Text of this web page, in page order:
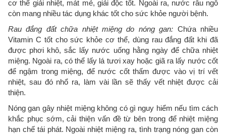
cơ thể giải nhiệt, mát mẻ, giải độc tốt. Ngoài ra, nước râu ngô
còn mang nhiều tác dụng khác tốt cho sức khỏe người bệnh.
Rau đắng đất chữa nhiệt miệng do nóng gan: Chứa nhiều
Vitamin C tốt cho sức khỏe cơ thể, dùng rau đắng đất khi đã
được phơi khô, sắc lấy nước uống hằng ngày để chữa nhiệt
miệng. Ngoài ra, có thể lấy lá tươi xay hoặc giã ra lấy nước cốt
để ngậm trong miệng, để nước cốt thấm được vào vị trí vết
nhiệt, sau đó nhổ ra, làm vài lần sẽ thấy vết nhiệt được cải
thiện.
Nóng gan gây nhiệt miệng không có gì nguy hiểm nếu tìm cách
khắc phục sớm, cải thiện vấn đề từ bên trong để nhiệt miệng
hạn chế tái phát. Ngoài nhiệt miệng ra, tình trạng nóng gan còn